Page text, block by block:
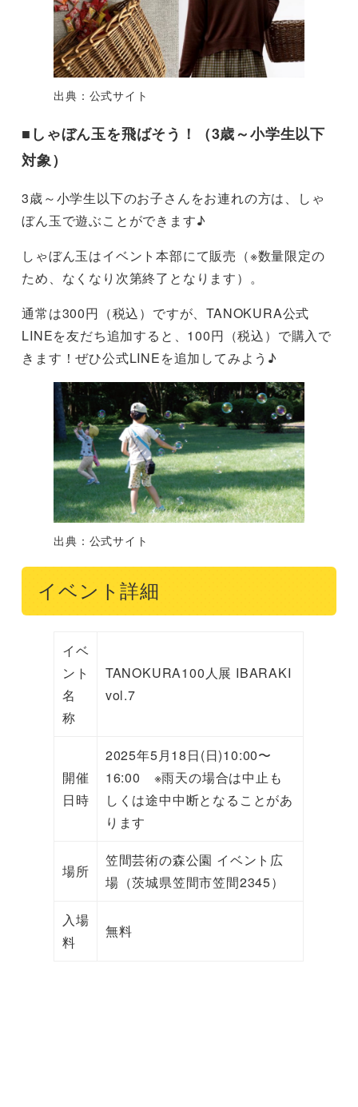
出典：公式サイト
■ しゃぼん玉を飛ばそう！（3歳～小学生以下
対象）
3歳～小学生以下のお子さんをお連れの方は、しゃ
ぼん玉で遊ぶことができます♪
しゃぼん玉はイベント本部にて販売（※数量限定の
ため、なくなり次第終了となります）。
通常は300円（税込）ですが、TANOKURA公式
LINEを友だち追加すると、100円（税込）で購入で
きます！ぜひ公式LINEを追加してみよう♪
出典：公式サイト
イベント詳細
イベ
ント
名
称
TANOKURA100人展 IBARAKI
vol.7
開催
日時
2025年5月18日(日)10:00〜
16:00 ※雨天の場合は中止も
しくは途中中断となることがあ
ります
場所
笠間芸術の森公園 イベント広
場（茨城県笠間市笠間2345）
入場
料
無料